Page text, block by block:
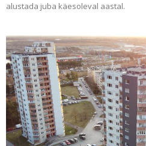
alustada juba käesoleval aastal.